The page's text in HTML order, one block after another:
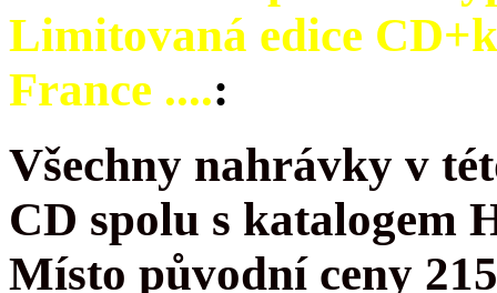
Limitovaná edice
France ....:
Všechny nahrávky v
CD spolu s katalogem
Místo původní ceny